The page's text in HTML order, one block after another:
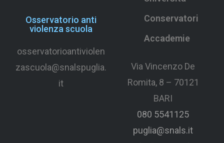
Osservatorio anti
violenza scuola
osservatorioantiviolen
zascuola@snalspuglia.
it
Conservatori
Accademie
Via Vincenzo De
Romita, 8 – 70121
BARI
080 5541125
puglia@snals.it